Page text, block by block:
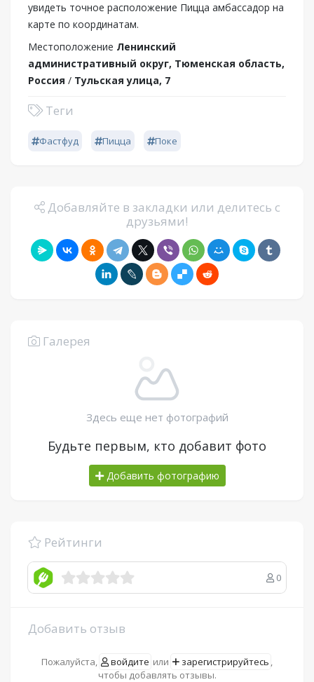
увидеть точное расположение Пицца амбассадор на
карте по координатам.
Местоположение Ленинский
административный округ, Тюменская область,
Россия / Тульская улица, 7
Теги
Фастфуд Пицца Поке
Добавляйте в закладки или делитесь с
друзьями!
Галерея
Здесь еще нет фотографий
Будьте первым, кто добавит фото
Добавить фотографию
Рейтинги
0
Добавить отзыв
Пожалуйста, войдите или зарегистрируйтесь ,
чтобы добавлять отзывы.